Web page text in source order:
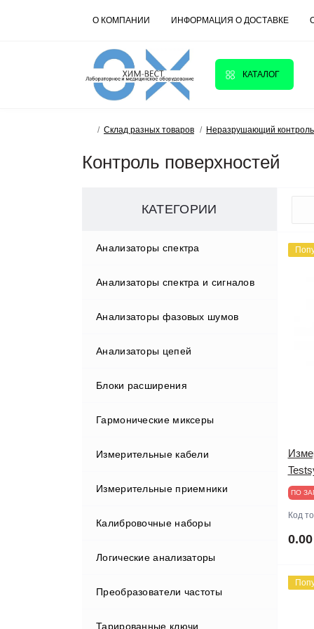
О КОМПАНИИ ИНФОРМАЦИЯ О ДОСТАВКЕ
КАТАЛОГ
Склад разных товаров Неразрушающий контроль
Контроль поверхностей
КАТЕГОРИИ
Анализаторы спектра
GW Instek
Rigol
Rohde&Schwarz
Tektronix
АКИП
Анализаторы спектра и сигналов
Опции и аксессуары для
Анализаторы фазовых шумов
Анализаторы цепей
Rohde&Schwarz
АКИП
Блоки расширения
Гармонические миксеры
Измерительные кабели
Измерительные приемники
Калибровочные наборы
Логические анализаторы
Zeroplus
АКИП
Преобразователи частоты
Тарированные ключи
ПО
Код